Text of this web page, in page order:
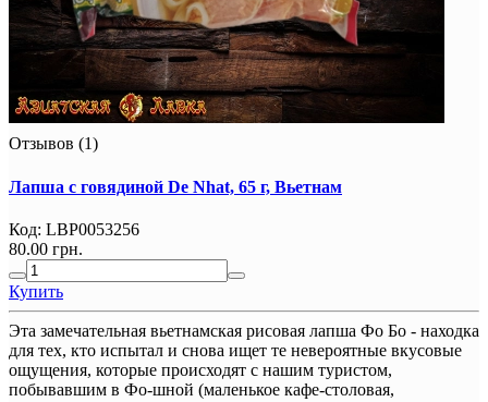
Отзывов (1)
Лапша с говядиной De Nhat, 65 г, Вьетнам
Код: LBP0053256
80.00 грн.
Купить
Эта замечательная вьетнамская рисовая лапша Фо Бо - находка
для тех, кто испытал и снова ищет те невероятные вкусовые
ощущения, которые происходят с нашим туристом,
побывавшим в Фо-шной (маленькое кафе-столовая,